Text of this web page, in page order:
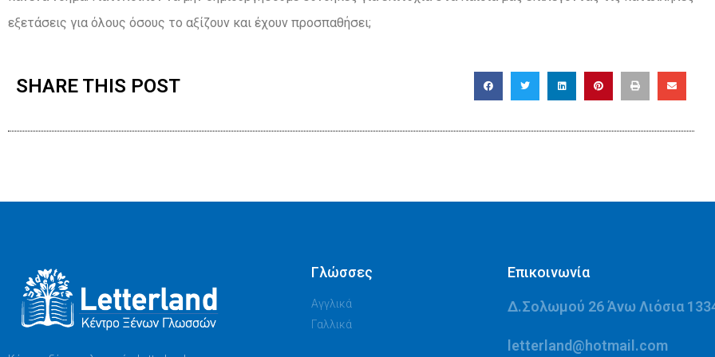
εξετάσεις για όλους όσους το αξίζουν και έχουν προσπαθήσει;
SHARE THIS POST
Γλώσσες
Αγγλικά
Γαλλικά
Επικοινωνία
Δ.Σολωμού 26 Άνω Λιόσια
letterland@hotmail.com